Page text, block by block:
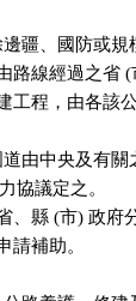
疆、國防或
路線經過之省 (
建工程，由各該
由中央及有
力協議定之。
省、縣 (市)
請補助。